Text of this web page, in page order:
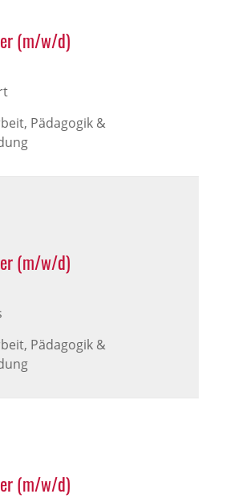
(m/w/d)
Pädagogik &
(m/w/d)
Pädagogik &
(m/w/d)